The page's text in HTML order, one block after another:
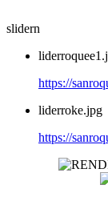
slidern
https://
liderroke.jpg
https://